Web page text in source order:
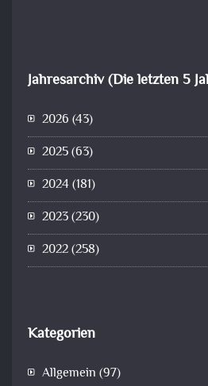
Jahresarchiv (Die letzten 5
2026 (43)
2025(63)
2024(181)
2023(230)
2022(258)
Kategorien
Allgemein (97)